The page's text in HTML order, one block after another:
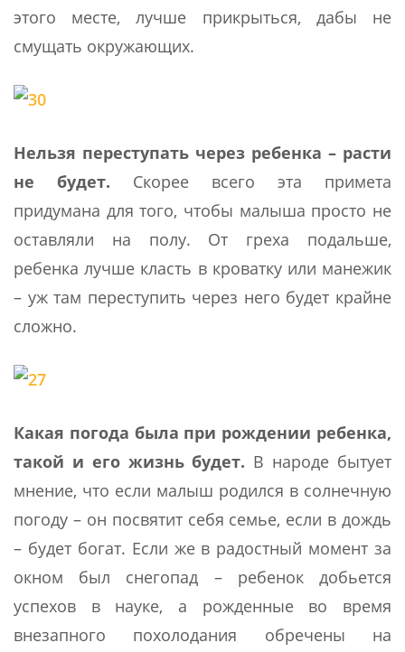
этого месте, лучше прикрыться, дабы не
смущать окружающих.
Нельзя переступать через ребенка – расти
не будет. Скорее всего эта примета
придумана для того, чтобы малыша просто не
оставляли на полу. От греха подальше,
ребенка лучше класть в кроватку или манежик
– уж там переступить через него будет крайне
сложно.
Какая погода была при рождении ребенка,
такой и его жизнь будет. В народе бытует
мнение, что если малыш родился в солнечную
погоду – он посвятит себя семье, если в дождь
– будет богат. Если же в радостный момент за
окном был снегопад – ребенок добьется
успехов в науке, а рожденные во время
внезапного похолодания обречены на